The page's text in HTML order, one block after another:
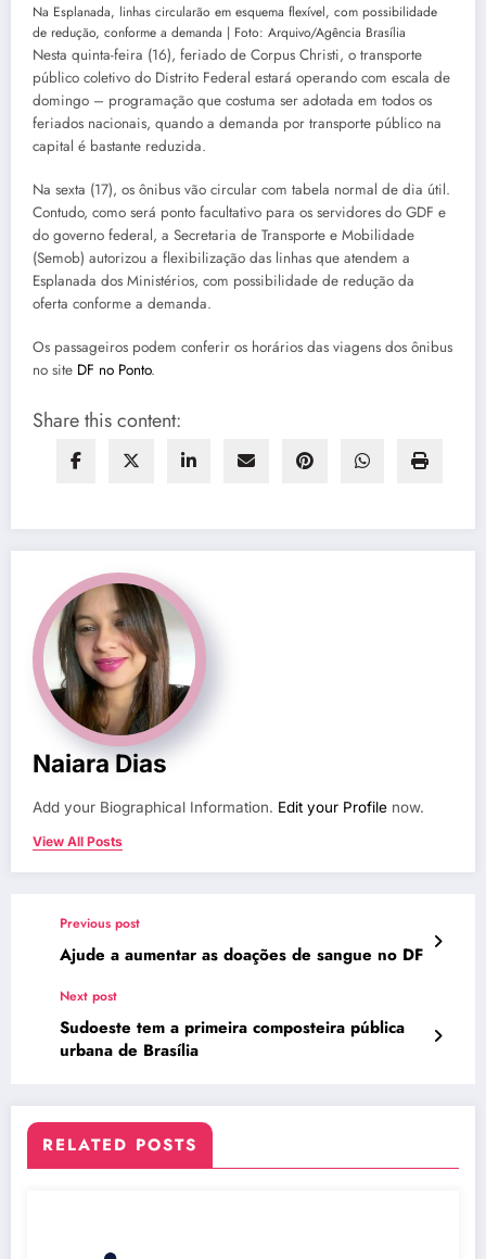
Na Esplanada, linhas circularão em esquema flexível, com possibilidade
de redução, conforme a demanda | Foto: Arquivo/Agência Brasília
Nesta quinta-feira (16), feriado de Corpus Christi, o transporte
público coletivo do Distrito Federal estará operando com escala de
domingo – programação que costuma ser adotada em todos os
feriados nacionais, quando a demanda por transporte público na
capital é bastante reduzida.
Na sexta (17), os ônibus vão circular com tabela normal de dia útil.
Contudo, como será ponto facultativo para os servidores do GDF e
do governo federal, a Secretaria de Transporte e Mobilidade
(Semob) autorizou a flexibilização das linhas que atendem a
Esplanada dos Ministérios, com possibilidade de redução da
oferta conforme a demanda.
Os passageiros podem conferir os horários das viagens dos ônibus
no site DF no Ponto.
Share this content:
Naiara Dias
Add your Biographical Information. Edit your Profile now.
View All Posts
Previous post
Ajude a aumentar as doações de sangue no DF
Next post
Sudoeste tem a primeira composteira pública
urbana de Brasília
RELATED POSTS